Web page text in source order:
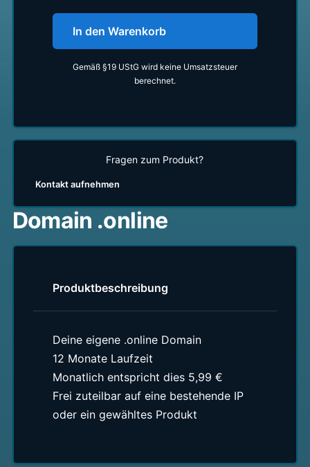
Domain .online
Produktbeschreibung
Deine eigene .online Domain
12 Monate Laufzeit
Monatlich entspricht dies 5,99 €
Frei zuteilbar auf eine bestehende IP
oder ein gewähltes Produkt
In den Warenkorb
Gemäß §19 UStG wird keine Umsatzsteuer
berechnet.
Fragen zum Produkt?
Kontakt aufnehmen